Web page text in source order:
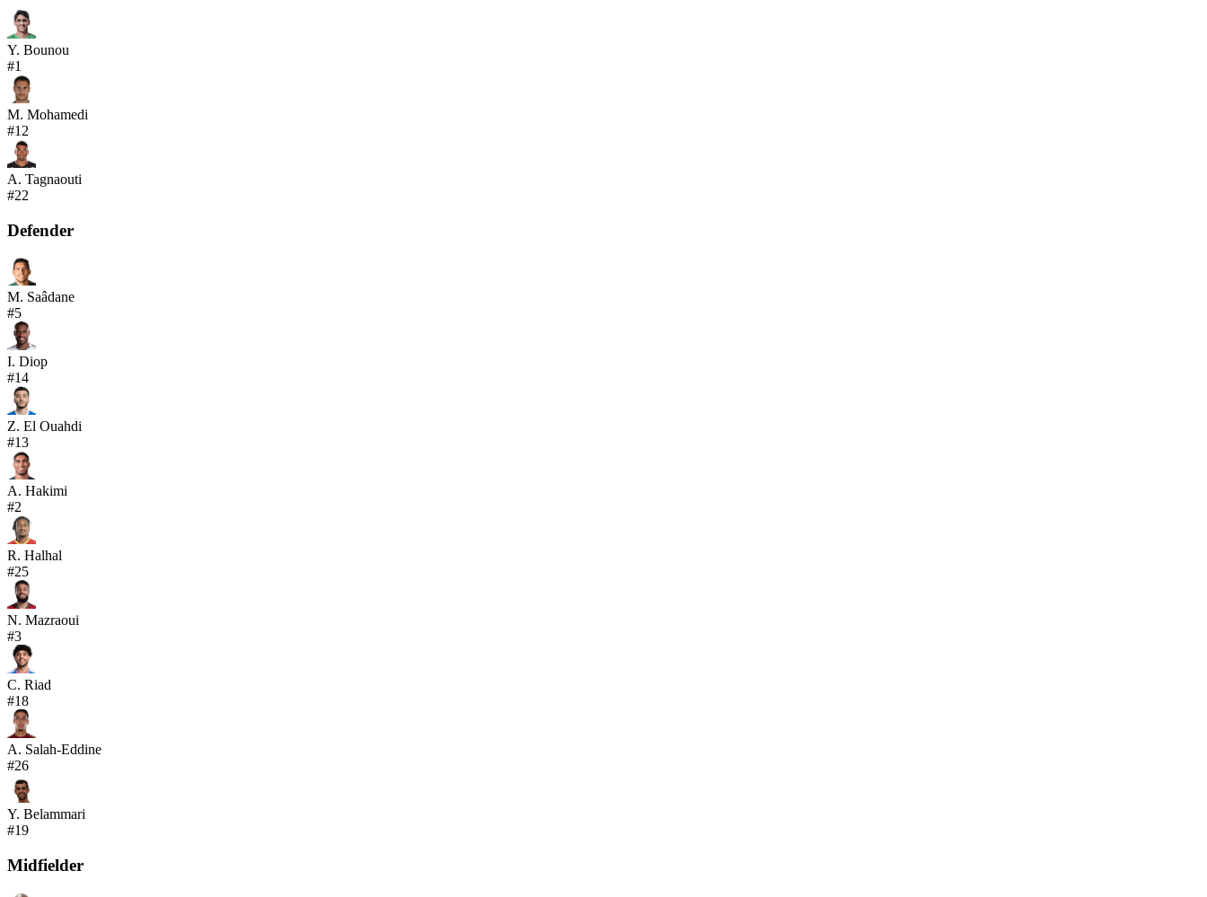
Y. Bounou
#1
M. Mohamedi
#12
A. Tagnaouti
#22
Defender
M. Saâdane
#5
I. Diop
#14
Z. El Ouahdi
#13
A. Hakimi
#2
R. Halhal
#25
N. Mazraoui
#3
C. Riad
#18
A. Salah-Eddine
#26
Y. Belammari
#19
Midfielder